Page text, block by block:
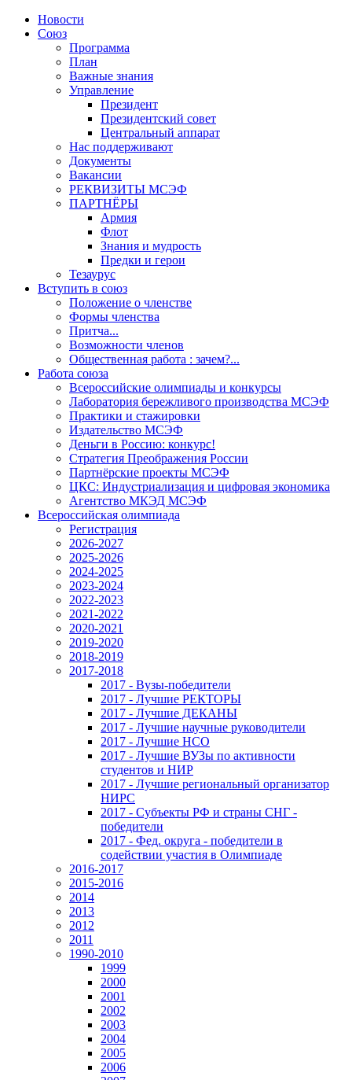
Новости
Союз
Программа
План
Важные знания
Управление
Президент
Президентский совет
Центральный аппарат
Нас поддерживают
Документы
Вакансии
РЕКВИЗИТЫ МСЭФ
ПАРТНЁРЫ
Армия
Флот
Знания и мудрость
Предки и герои
Тезаурус
Вступить в союз
Положение о членстве
Формы членства
Притча...
Возможности членов
Общественная работа : зачем?...
Работа союза
Всероссийские олимпиады и конкурсы
Лаборатория бережливого производства МСЭФ
Практики и стажировки
Издательство МСЭФ
Деньги в Россию: конкурс!
Стратегия Преображения России
Партнёрские проекты МСЭФ
ЦКС: Индустриализация и цифровая экономика
Агентство МКЭД МСЭФ
Всероссийская олимпиада
Регистрация
2026-2027
2025-2026
2024-2025
2023-2024
2022-2023
2021-2022
2020-2021
2019-2020
2018-2019
2017-2018
2017 - Вузы-победители
2017 - Лучшие РЕКТОРЫ
2017 - Лучшие ДЕКАНЫ
2017 - Лучшие научные руководители
2017 - Лучшие НСО
2017 - Лучшие ВУЗы по активности
студентов и НИР
2017 - Лучшие региональный организатор
НИРС
2017 - Субъекты РФ и страны СНГ -
победители
2017 - Фед. округа - победители в
содействии участия в Олимпиаде
2016-2017
2015-2016
2014
2013
2012
2011
1990-2010
1999
2000
2001
2002
2003
2004
2005
2006